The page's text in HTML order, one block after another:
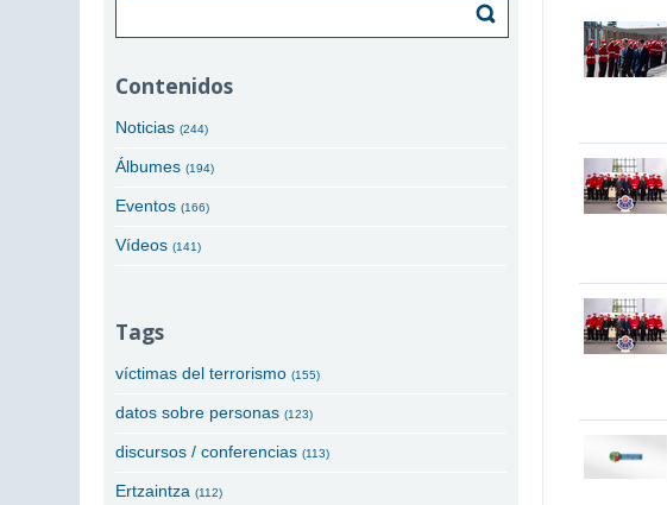
Contenidos
Noticias(244)
Álbumes(194)
Eventos(166)
Vídeos(141)
Tags
víctimas del terrorismo(155)
datos sobre personas(123)
discursos / conferencias(113)
Ertzaintza(112)